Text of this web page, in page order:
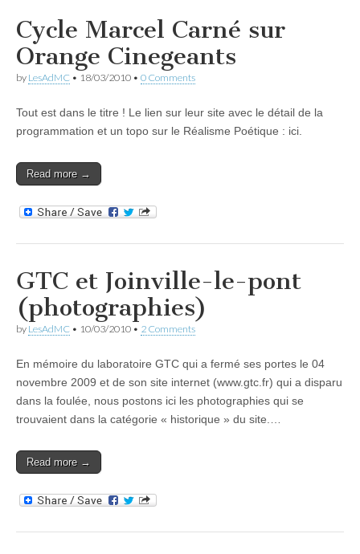
Cycle Marcel Carné sur
Orange Cinegeants
by LesAdMC • 18/03/2010 • 0 Comments
Tout est dans le titre ! Le lien sur leur site avec le détail de la
programmation et un topo sur le Réalisme Poétique : ici.
Read more →
GTC et Joinville-le-pont
(photographies)
by LesAdMC • 10/03/2010 • 2 Comments
En mémoire du laboratoire GTC qui a fermé ses portes le 04
novembre 2009 et de son site internet (www.gtc.fr) qui a disparu
dans la foulée, nous postons ici les photographies qui se
trouvaient dans la catégorie « historique » du site.…
Read more →